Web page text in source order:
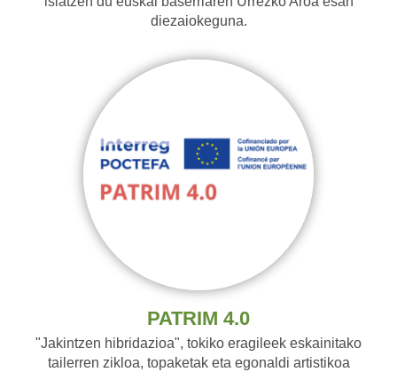
diezaiokeguna.
PATRIM 4.0
"Jakintzen hibridazioa", tokiko eragileek eskainitako
tailerren zikloa, topaketak eta egonaldi artistikoa